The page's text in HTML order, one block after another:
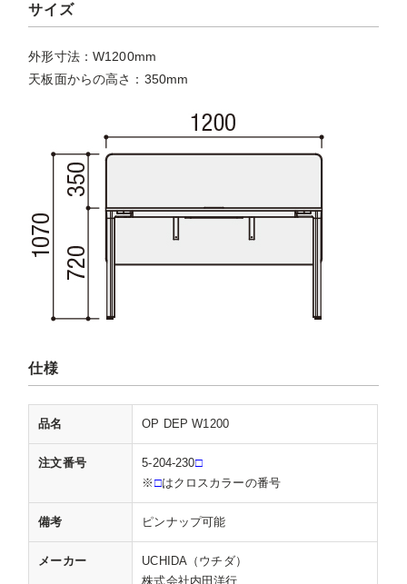
サイズ
外形寸法：W1200mm
天板面からの高さ：350mm
仕様
品名 OP DEP W1200
注文番号 5-204-230□
※ □はクロスカラーの番号
備考 ピンナップ可能
メーカー
UCHIDA（ウチダ）
株式会社内田洋行